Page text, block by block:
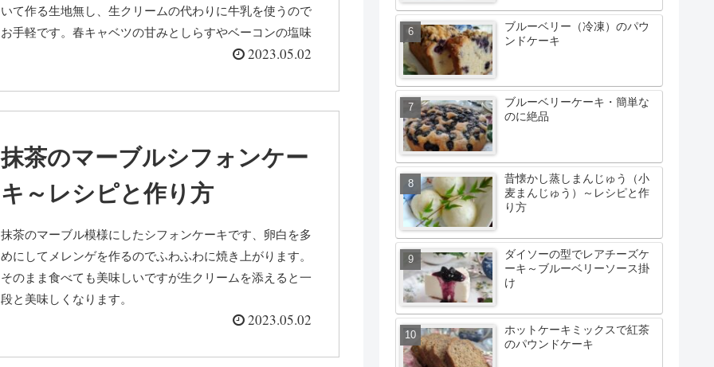
いて作る生地無し、生クリームの代わりに牛乳を使うので
お手軽です。春キャベツの甘みとしらすやベーコンの塩味
が程よくマッチ、簡単なのに美味しいキッシュです。
2023.05.02
抹茶のマーブルシフォンケー
キ～レシピと作り方
抹茶のマーブル模様にしたシフォンケーキです、卵白を多
めにしてメレンゲを作るのでふわふわに焼き上がります。
そのまま食べても美味しいですが生クリームを添えると一
段と美味しくなります。
2023.05.02
ブルーベリー（冷凍）のパウ
ンドケーキ
ブルーベリーケーキ・簡単な
のに絶品
昔懐かし蒸しまんじゅう（小
麦まんじゅう）～レシピと作
り方
ダイソーの型でレアチーズケ
ーキ～ブルーベリーソース掛
け
ホットケーキミックスで紅茶
のパウンドケーキ